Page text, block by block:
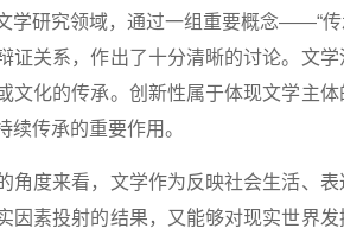
学研究领域，通过一组重要概念——“
证关系，作出了十分清晰的讨论。文
文化的传承。创新性属于体现文学主
续传承的重要作用。
度来看，文学作为反映社会生活、表
因素投射的结果，又能够对现实世界